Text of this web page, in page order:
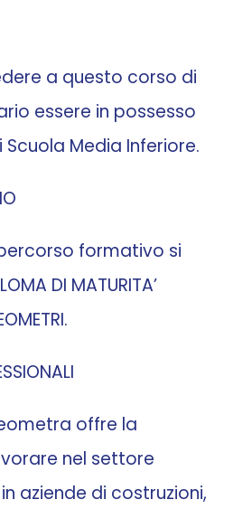
a questo corso di
essere in possesso
Scuola Media Inferiore.
formativo si
DI MATURITA’
offre la
nel settore
in aziende di costruzioni,